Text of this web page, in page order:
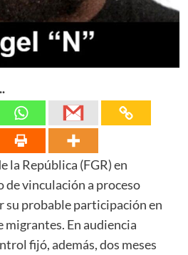
la República (FGR) en
vinculación a proceso
su probable participación en
En audiencia
fijó, además, dos meses